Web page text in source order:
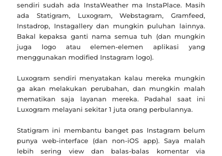
sendiri sudah ada InstaWeather ma InstaPlace. Masih
ada Statigram, Luxogram, Webstagram, Gramfeed,
Instadrop, Instagallery dan mungkin puluhan lainnya.
Bakal kepaksa ganti nama semua tuh (dan mungkin
juga logo atau elemen-elemen aplikasi yang
menggunakan modified Instagram logo).
Luxogram sendiri menyatakan kalau mereka mungkin
ga akan melakukan perubahan, dan mungkin malah
mematikan saja layanan mereka. Padahal saat ini
Luxogram melayani sekitar 1 juta orang perbulannya.
Statigram ini membantu banget pas Instagram belum
punya web-interface (dan non-iOS app). Saya malah
lebih sering view dan balas-balas komentar via